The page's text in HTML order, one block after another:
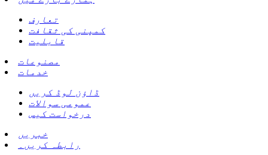
تعارف
کمپنی کی ثقافت
قابلیت
مصنوعات
خدمات
ڈاؤن لوڈ کریں
عمومی سوالات
درخواست کیس
خبریں
رابطہ کریں۔